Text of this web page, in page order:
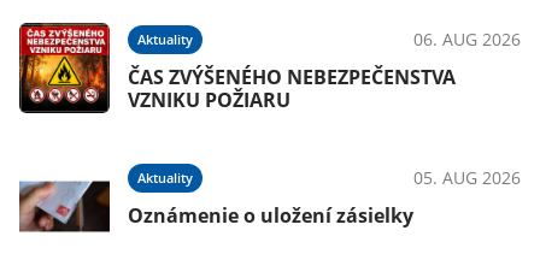
Aktuality 06. AUG 2026
ČAS ZVÝŠENÉHO NEBEZPEČENSTVA
VZNIKU POŽIARU
Aktuality 05. AUG 2026
Oznámenie o uložení zásielky